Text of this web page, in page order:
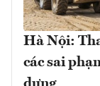
Hà Nội:
các sai